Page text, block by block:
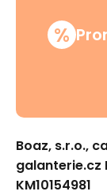
%
Boaz, s.r.o.,
galanterie.cz
KM10154981